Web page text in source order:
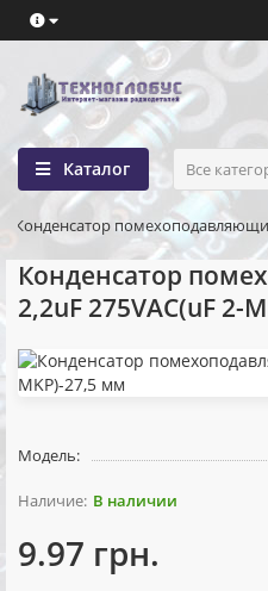
Каталог Все
Конденсатор
Конденсатор
2,2uF 275VAC(uF 2-
Модель:
В наличии
9.97 грн.